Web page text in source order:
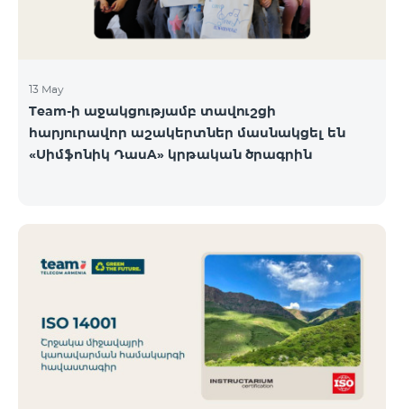
13 May
Team-ի աջակցությամբ տավուշցի
հարյուրավոր աշակերտներ մասնակցել են
«Սիմֆոնիկ ԴասA» կրթական ծրագրին